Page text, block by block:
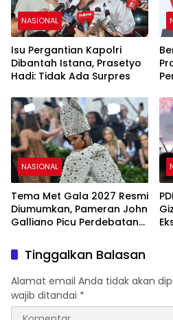
NASIONAL
Isu Pergantian Kapolri
Dibantah Istana, Prasetyo
Hadi: Tidak Ada Surpres
NASIONAL
Tema Met Gala 2027 Resmi
Diumumkan, Pameran John
Galliano Picu Perdebatan
Tinggalkan Balasan
Alamat email Anda tidak akan
wajib ditandai *